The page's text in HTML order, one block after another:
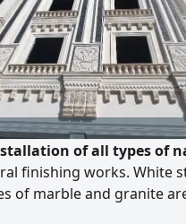
of all types of
finishing works. White
of marble and granite